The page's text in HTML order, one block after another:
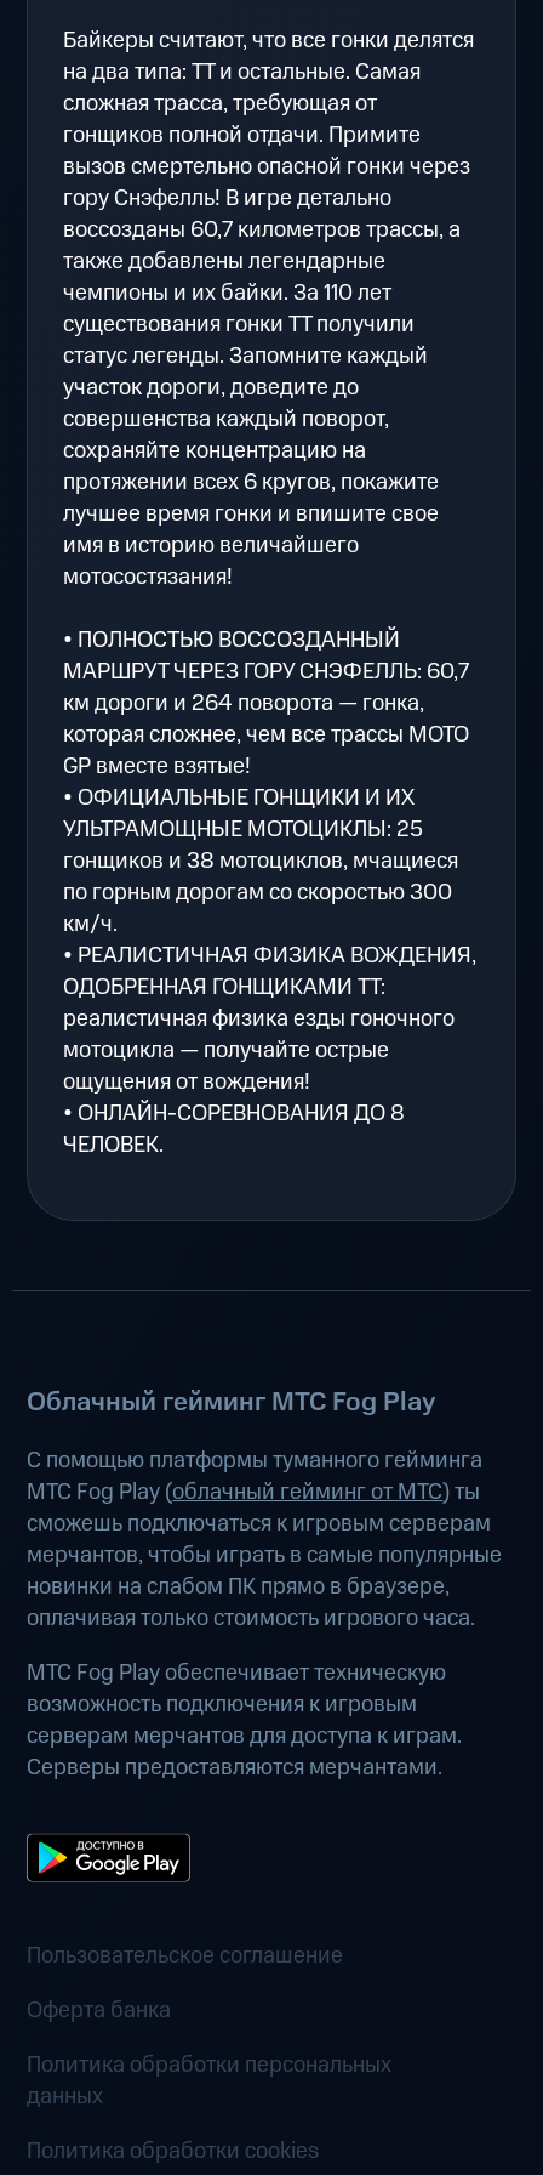
Байкеры считают, что все гонки делятся
на два типа: TT и остальные. Самая
сложная трасса, требующая от
гонщиков полной отдачи. Примите
вызов смертельно опасной гонки через
гору Снэфелль! В игре детально
воссозданы 60,7 километров трассы, а
также добавлены легендарные
чемпионы и их байки. За 110 лет
существования гонки TT получили
статус легенды. Запомните каждый
участок дороги, доведите до
совершенства каждый поворот,
сохраняйте концентрацию на
протяжении всех 6 кругов, покажите
лучшее время гонки и впишите свое
имя в историю величайшего
мотосостязания!
• ПОЛНОСТЬЮ ВОССОЗДАННЫЙ
МАРШРУТ ЧЕРЕЗ ГОРУ СНЭФЕЛЛЬ: 60,7
км дороги и 264 поворота — гонка,
которая сложнее, чем все трассы MOTO
GP вместе взятые!
• ОФИЦИАЛЬНЫЕ ГОНЩИКИ И ИХ
УЛЬТРАМОЩНЫЕ МОТОЦИКЛЫ: 25
гонщиков и 38 мотоциклов, мчащиеся
по горным дорогам со скоростью 300
км/ч.
• РЕАЛИСТИЧНАЯ ФИЗИКА ВОЖДЕНИЯ,
ОДОБРЕННАЯ ГОНЩИКАМИ TT:
реалистичная физика езды гоночного
мотоцикла — получайте острые
ощущения от вождения!
• ОНЛАЙН-СОРЕВНОВАНИЯ ДО 8
ЧЕЛОВЕК.
Облачный гейминг МТС Fog Play
С помощью платформы туманного гейминга
МТС Fog Play (облачный гейминг от МТС) ты
сможешь подключаться к игровым серверам
мерчантов, чтобы играть в самые популярные
новинки на слабом ПК прямо в браузере,
оплачивая только стоимость игрового часа.
МТС Fog Play обеспечивает техническую
возможность подключения к игровым
серверам мерчантов для доступа к играм.
Серверы предоставляются мерчантами.
Пользовательское соглашение
Оферта банка
Политика обработки персональных
данных
Политика обработки cookies